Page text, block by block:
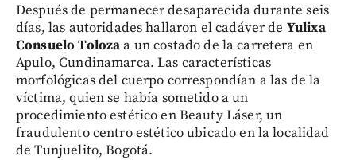
Después de permanecer desaparecida durante seis
días, las autoridades hallaron el cadáver de Yulixa
Consuelo Tolozaa un costado de la carretera en
Apulo, Cundinamarca. Las características
morfológicas del cuerpo correspondían a las de la
víctima, quien se había sometido a un
procedimiento estético en Beauty Láser, un
fraudulento centro estético ubicado en la localidad
de Tunjuelito, Bogotá.